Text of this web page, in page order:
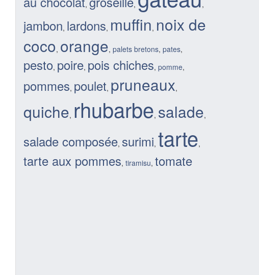
, , ,
jambon, lardons, muffin, noix de
coco, orange, palets bretons, pates,
pesto, poire, pois chiches, pomme,
pommes, poulet, pruneaux,
quiche, rhubarbe, salade,
salade composée, surimi, tarte,
tarte aux pommes, tiramisu, tomate